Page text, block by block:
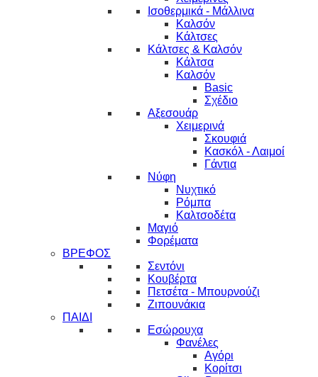
Ισοθερμικά - Μάλλινα
Καλσόν
Κάλτσες
Κάλτσες & Καλσόν
Κάλτσα
Καλσόν
Basic
Σχέδιο
Αξεσουάρ
Χειμερινά
Σκουφιά
Κασκόλ - Λαιμοί
Γάντια
Νύφη
Νυχτικό
Ρόμπα
Καλτσοδέτα
Μαγιό
Φορέματα
ΒΡΕΦΟΣ
Σεντόνι
Κουβέρτα
Πετσέτα - Μπουρνούζι
Ζιπουνάκια
ΠΑΙΔΙ
Εσώρουχα
Φανέλες
Αγόρι
Κορίτσι